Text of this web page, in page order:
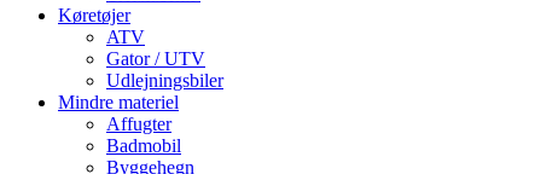
Køretøjer
ATV
Gator / UTV
Udlejningsbiler
Mindre materiel
Affugter
Badmobil
Byggehegn